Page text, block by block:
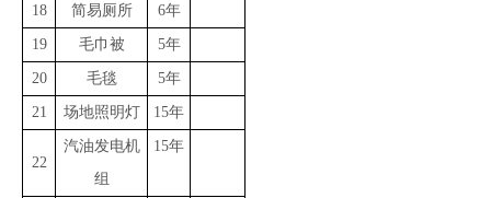
18 简易厕所 6年
19 毛巾被 5年
20 毛毯 5年
21 场地照明灯 15年
22
汽油发电机
组
15年